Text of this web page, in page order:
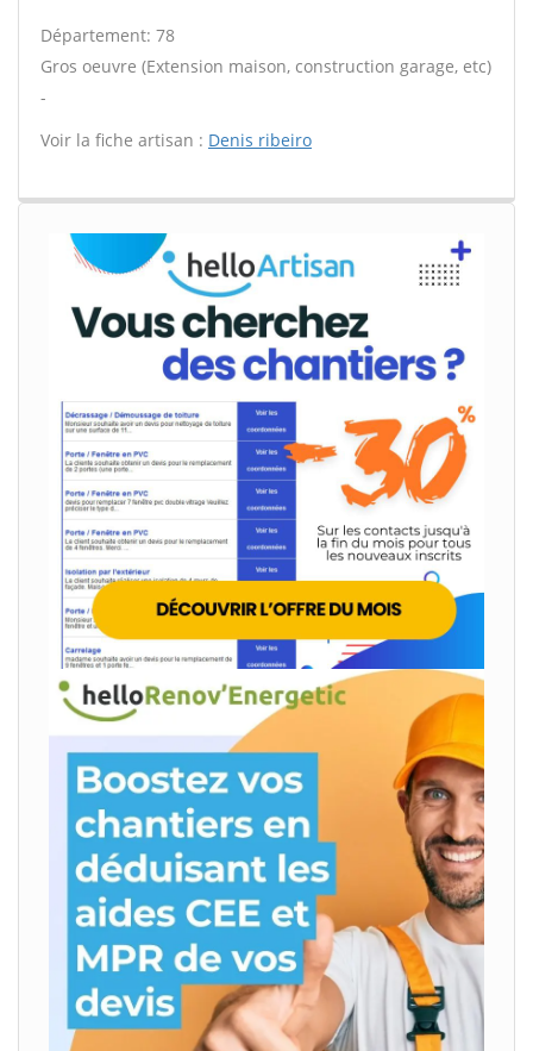
Département: 78
Gros oeuvre (Extension maison, construction garage, etc)
-
Voir la fiche artisan : Denis ribeiro